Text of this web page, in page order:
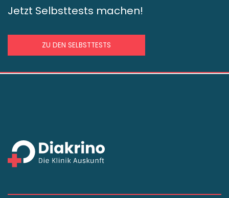
Jetzt Selbsttests machen!
ZU DEN SELBSTTESTS